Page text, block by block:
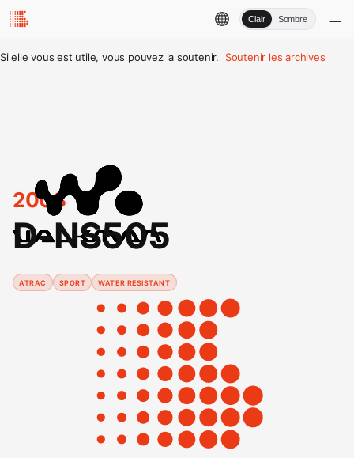
Clair Sombre
Si elle vous est utile, vous pouvez la soutenir. Soutenir les archives
2003
D-NS505
ATRAC SPORT WATER RESISTANT